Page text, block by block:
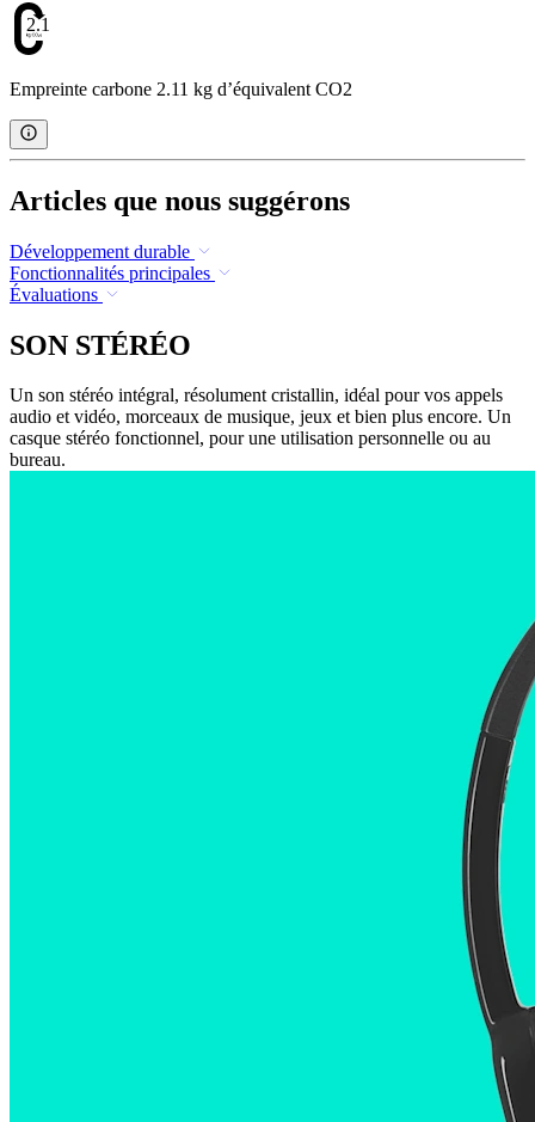
2.11
Empreinte carbone 2.11 kg d’équivalent CO2
Articles que nous suggérons
Développement durable
Fonctionnalités principales
Évaluations
SON STÉRÉO
Un son stéréo intégral, résolument cristallin, idéal pour vos appels
audio et vidéo, morceaux de musique, jeux et bien plus encore. Un
casque stéréo fonctionnel, pour une utilisation personnelle ou au
bureau.